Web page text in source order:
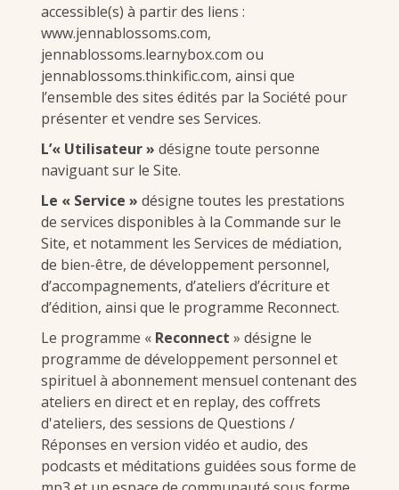
accessible(s) à partir des liens :
www.jennablossoms.com,
jennablossoms.learnybox.com ou
jennablossoms.thinkific.com, ainsi que
l’ensemble des sites édités par la Société pour
présenter et vendre ses Services.
L’« Utilisateur » désigne toute personne
naviguant sur le Site.
Le « Service » désigne toutes les prestations
de services disponibles à la Commande sur le
Site, et notamment les Services de médiation,
de bien-être, de développement personnel,
d’accompagnements, d’ateliers d’écriture et
d’édition, ainsi que le programme Reconnect.
Le programme « Reconnect » désigne le
programme de développement personnel et
spirituel à abonnement mensuel contenant des
ateliers en direct et en replay, des coffrets
d'ateliers, des sessions de Questions /
Réponses en version vidéo et audio, des
podcasts et méditations guidées sous forme de